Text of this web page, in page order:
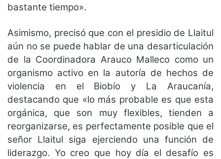
bastante tiempo».
Asimismo, precisó que con el presidio de Llaitul
aún no se puede hablar de una desarticulación
de la Coordinadora Arauco Malleco como un
organismo activo en la autoría de hechos de
violencia en el Biobío y La Araucanía,
destacando que «lo más probable es que esta
orgánica, que son muy flexibles, tienden a
reorganizarse, es perfectamente posible que el
señor Llaitul siga ejerciendo una función de
liderazgo. Yo creo que hoy día el desafío es